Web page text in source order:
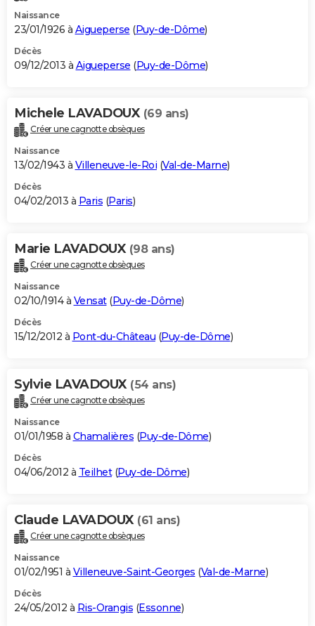
Naissance
23/01/1926 à Aigueperse (Puy-de-Dôme)
Décès
09/12/2013 à Aigueperse (Puy-de-Dôme)
Michele LAVADOUX (69 ans)
Créer une cagnotte obsèques
Naissance
13/02/1943 à Villeneuve-le-Roi (Val-de-Marne)
Décès
04/02/2013 à Paris (Paris)
Marie LAVADOUX (98 ans)
Créer une cagnotte obsèques
Naissance
02/10/1914 à Vensat(Puy-de-Dôme)
Décès
15/12/2012 à Pont-du-Château (Puy-de-Dôme)
Sylvie LAVADOUX (54 ans)
Créer une cagnotte obsèques
Naissance
01/01/1958 à Chamalières (Puy-de-Dôme)
Décès
04/06/2012 à Teilhet(Puy-de-Dôme)
Claude LAVADOUX (61 ans)
Créer une cagnotte obsèques
Naissance
01/02/1951 à Villeneuve-Saint-Georges (Val-de-Marne)
Décès
24/05/2012 à Ris-Orangis (Essonne)